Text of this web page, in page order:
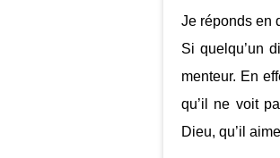
Je réponds en
Si quelqu’un
menteur. En
qu’il ne voit
Dieu, qu’il